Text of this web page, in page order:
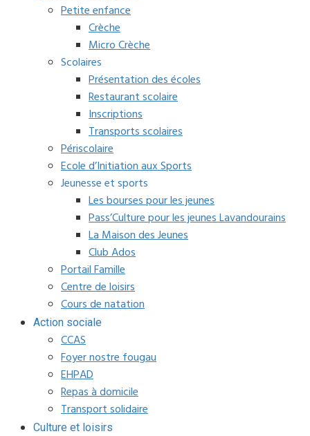
Petite enfance
Crèche
Micro Crèche
Scolaires
Présentation des écoles
Restaurant scolaire
Inscriptions
Transports scolaires
Périscolaire
Ecole d’Initiation aux Sports
Jeunesse et sports
Les bourses pour les jeunes
Pass’Culture pour les jeunes Lavandourains
La Maison des Jeunes
Club Ados
Portail Famille
Centre de loisirs
Cours de natation
Action sociale
CCAS
Foyer nostre fougau
EHPAD
Repas à domicile
Transport solidaire
Culture et loisirs